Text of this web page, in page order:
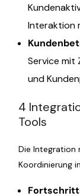
Interaktion
Service mit
und
4
Tools
Die Integration
Koordinierung